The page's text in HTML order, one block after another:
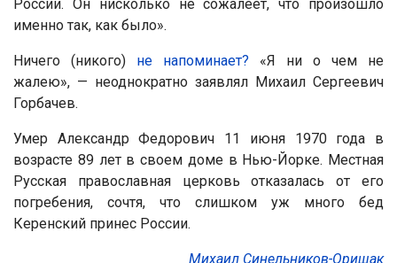
России. Он нисколько не сожалеет, что произошло
именно так, как было».
Ничего (никого) не напоминает? «Я ни о чем не
жалею», — неоднократно заявлял Михаил Сергеевич
Горбачев.
Умер Александр Федорович 11 июня 1970 года в
возрасте 89 лет в своем доме в Нью-Йорке. Местная
Русская православная церковь отказалась от его
погребения, сочтя, что слишком уж много бед
Керенский принес России.
Михаил Синельников-Оришак